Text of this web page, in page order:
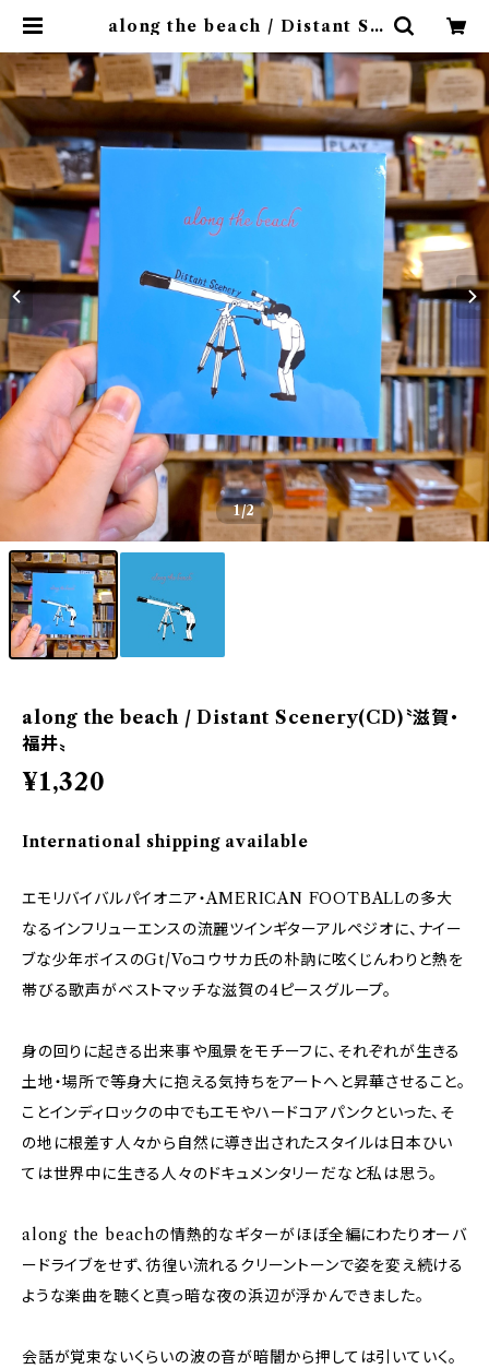
along the beach / Distant Sc
s distro
1/2
along the beach / Distant Scenery(CD)〝滋賀・
福井〟
¥1,320
International shipping available
エモリバイバルパイオニア・AMERICAN FOOTBALLの多大
なるインフリューエンスの流麗ツインギターアルペジオに、ナイー
ブな少年ボイスのGt/Voコウサカ氏の朴訥に呟くじんわりと熱を
帯びる歌声がベストマッチな滋賀の4ピースグループ。
身の回りに起きる出来事や風景をモチーフに、それぞれが生きる
土地・場所で等身大に抱える気持ちをアートへと昇華させること。
ことインディロックの中でもエモやハードコアパンクといった、そ
の地に根差す人々から自然に導き出されたスタイルは日本ひい
ては世界中に生きる人々のドキュメンタリーだなと私は思う。
along the beachの情熱的なギターがほぼ全編にわたりオーバ
ードライブをせず、彷徨い流れるクリーントーンで姿を変え続ける
ような楽曲を聴くと真っ暗な夜の浜辺が浮かんできました。
会話が覚束ないくらいの波の音が暗闇から押しては引いていく。